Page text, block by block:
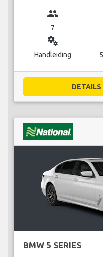
group
7
miscellaneous_services
Handleiding
DETAILS
BMW 5 SERIES